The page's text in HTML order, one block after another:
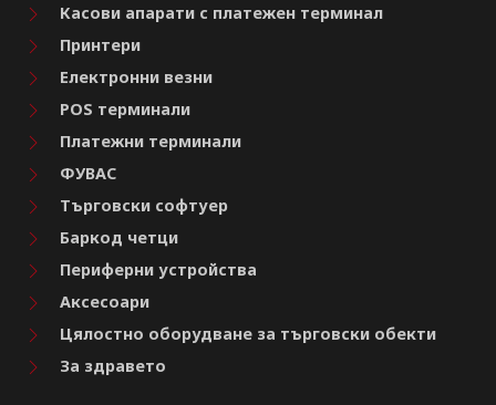
Касови апарати с платежен терминал
Принтери
Електронни везни
POS терминали
Платежни терминали
ФУВАС
Търговски софтуер
Баркод четци
Периферни устройства
Аксесоари
Цялостно оборудване за търговски обекти
За здравето